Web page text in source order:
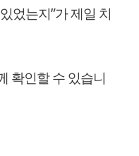
었는지”가 제일 치
확인할 수 있습니